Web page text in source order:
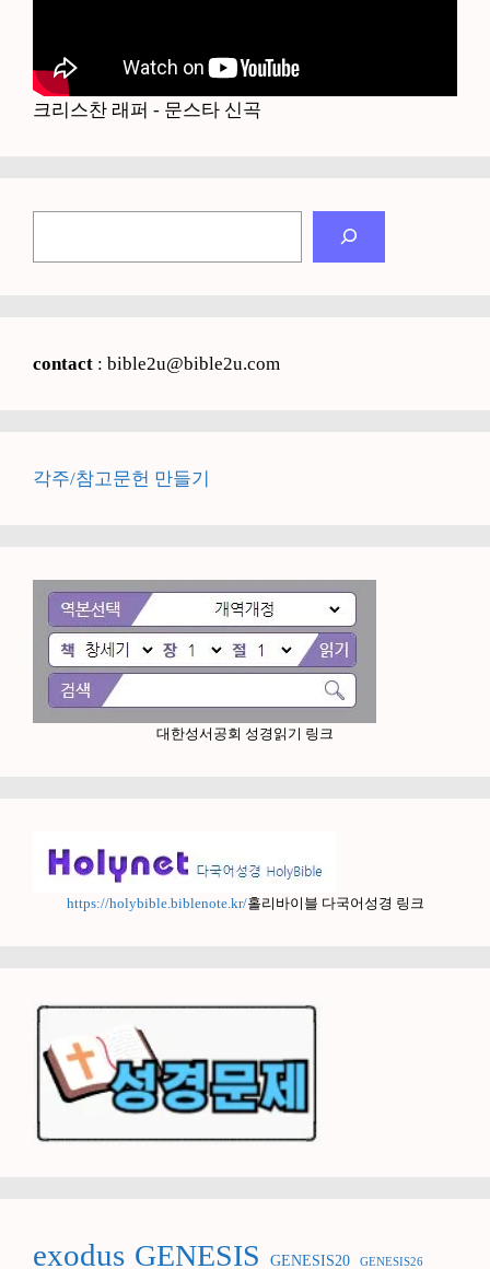
크리스찬 래퍼 - 문스타 신곡
contact : bible2u@bible2u.com
각주/참고문헌 만들기
대한성서공회 성경읽기 링크
https://holybible.biblenote.kr/홀리바이블 다국어성경 링크
exodus GENESIS GENESIS20 GENESIS26